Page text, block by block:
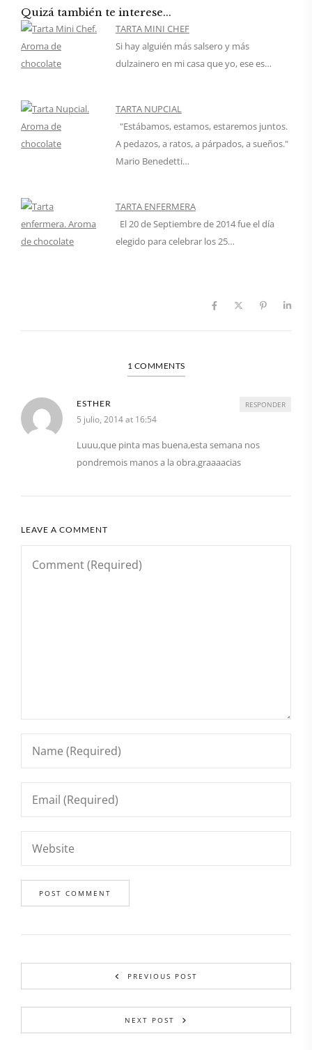
Quizá también te interese...
TARTA MINI CHEF
Si hay alguién más salsero y más
dulzainero en mi casa que yo, ese es…
TARTA NUPCIAL
"Estábamos, estamos, estaremos juntos.
A pedazos, a ratos, a párpados, a sueños."
Mario Benedetti…
TARTA ENFERMERA
El 20 de Septiembre de 2014 fue el día
elegido para celebrar los 25…
1 COMMENTS
ESTHER
5 julio, 2014 at 16:54
Luuu,que pinta mas buena,esta semana nos
pondremois manos a la obra.graaaacias
RESPONDER
LEAVE A COMMENT
PREVIOUS POST
NEXT POST